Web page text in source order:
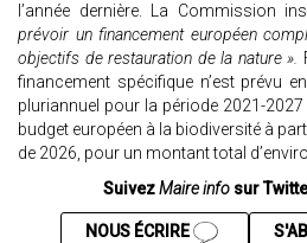
l’année dernière. La Commission
prévoir un financement européen
objectifs de restauration de la nature ».
financement spécifique n’est prévu
pluriannuel pour la période 2021-
budget européen à la biodiversité à
de 2026, pour un montant total
SuivezMaire info sur
NOUS ÉCRIRE